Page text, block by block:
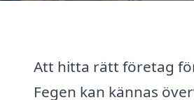
Att hitta rätt företag
Fegen kan kännas